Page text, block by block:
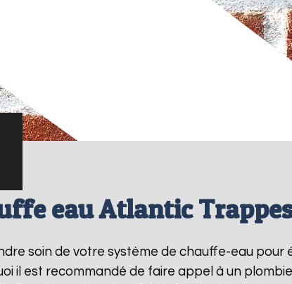
eau Atlantic
soin de votre système de chauffe-eau pour
il est recommandé de faire appel à un